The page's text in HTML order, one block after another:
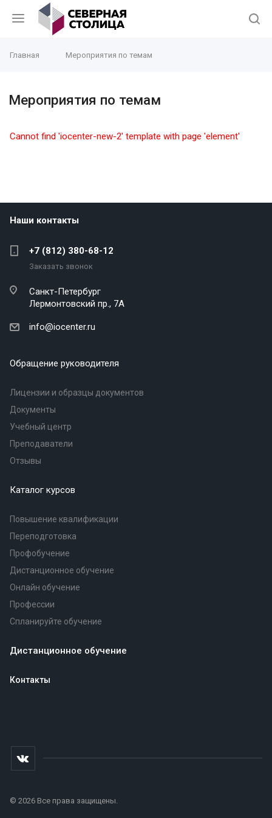
Главная Мероприятия по темам
Мероприятия по темам
Cannot find 'iocenter-new-2' template with page 'element'
Наши контакты
+7 (812) 380-68-12
Заказать звонок
Санкт-Петербург
Лермонтовский пр., 7А
info@iocenter.ru
Обращение руководителя
Лицензии и образцы документов
Документы
Учебный центр
Преподаватели
Отзывы
Каталог курсов
Повышение квалификации
Переподготовка
Профобучение
Дистанционное обучение
Онлайн обучение
Профессии
Спланируйте обучение
Дистанционное обучение
Контакты
© 2026 Все права защищены.